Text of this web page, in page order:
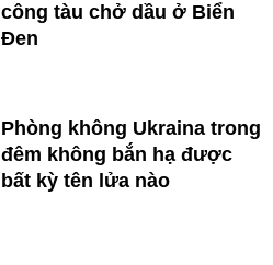
công tàu chở dầu ở Biển
Đen
Phòng không Ukraina trong
đêm không bắn hạ được
bất kỳ tên lửa nào